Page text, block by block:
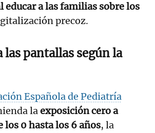
educar a las familias sobre los
precoz.
las pantallas según la
Española de Pediatría
laexposición cero a
los 0 hasta los 6 años, la